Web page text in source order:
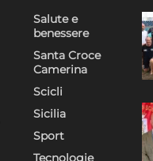
Salute e
benessere
Santa Croce
Camerina
Scicli
Sicilia
Sport
Tecnologie